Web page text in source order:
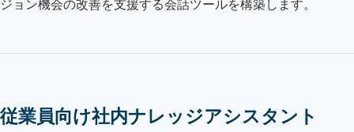
ジョン機会の改善を支援する会話ツールを構築します。
従業員向け社内ナレッジアシスタント